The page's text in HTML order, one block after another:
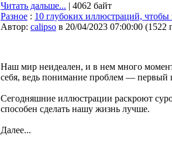
Читать дальше... | 4062 байт
Разное : 10 глубоких иллюстраций,
Автор: calipso в 20/04/2023 07:00:00 (1522
Наш мир неидеален, и в нем много
себя, ведь понимание проблем —
Сегодняшние иллюстрации раскроют
способен сделать нашу жизнь лучше.
Далее...